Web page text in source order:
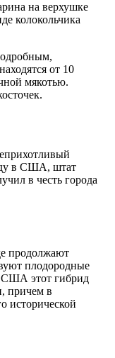
на верхушке
колокольчика
от 10
мякотью.
в США, штат
в честь города
продолжают
плодородные
этот гибрид
причем в
исторической